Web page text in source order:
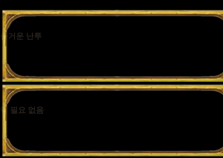
즐거운 난투
한 명의 승자만 남을 때까지 전투는 계속됩니다!
덱 필요 없음
없습니다. 지금 바로 플레이하세요!